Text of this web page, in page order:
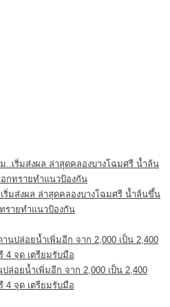
เริ่มส่งผล ล่าสุดคลองบางโฉมศรี น้ำล้นขึ้น
รายทำแนวป้องกัน
ล่อยน้ำเพิ่มอีก จาก 2,000 เป็น 2,400
4 จุด เตรียมรับมือ